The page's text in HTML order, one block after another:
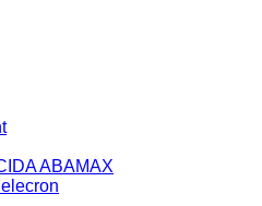
ABAMAX